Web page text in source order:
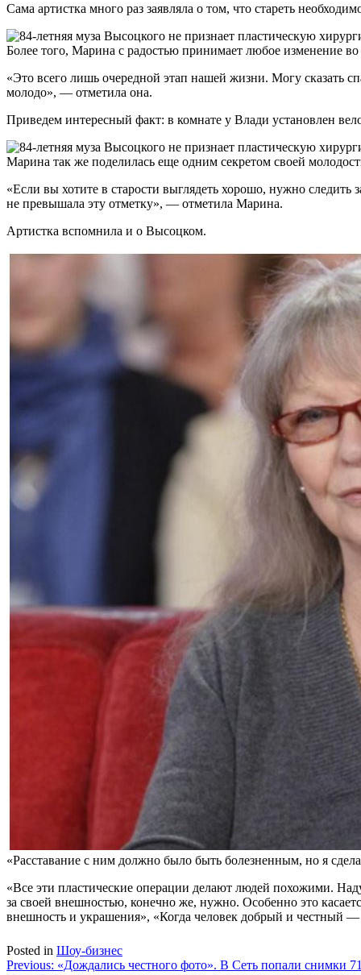
Сама артистка много раз заявляла о том, что стареть
Более того, Марина с радостью принимает любое изменение
«Это всего лишь очередной этап нашей жизни. Могу сказать
молодо», — отметила она.
Приведем интересный факт: в комнате у Влади установлен
Марина так же поделилась еще одним секретом своей
«Если вы хотите в старости выглядеть хорошо, нужно
не превышала эту отметку», — отметила Марина.
Артистка вспомнила и о Высоцком.
«Расставание с ним должно было быть болезненным, но я
«Все эти пластические операции делают людей похожими.
за своей внешностью, конечно же, нужно. Особенно это
внешность и украшения», «Когда человек добрый и честный
Posted in Шоу-бизнес
Навигация
Previous: «Дождались честного фото». В Сеть попали снимки